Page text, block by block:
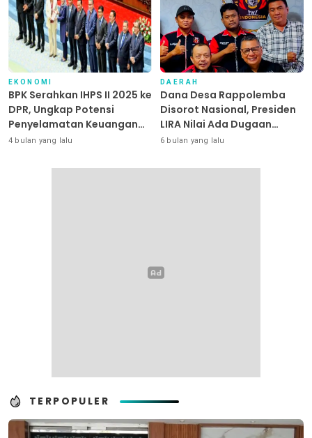
EKONOMI
BPK Serahkan IHPS II 2025 ke
DPR, Ungkap Potensi
Penyelamatan Keuangan
Negara Puluhan Triliun
4 bulan yang lalu
DAERAH
Dana Desa Rappolemba
Disorot Nasional, Presiden
LIRA Nilai Ada Dugaan
Abuse of Power
6 bulan yang lalu
TERPOPULER